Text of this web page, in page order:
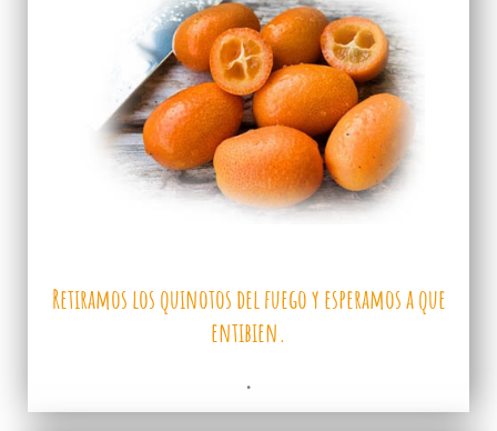
Retiramos los quinotos del fuego y esperamos a que
entibien.
.